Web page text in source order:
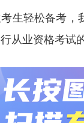
生轻松备考，
从业资格考试